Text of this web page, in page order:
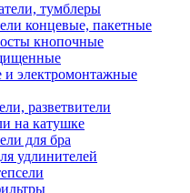
тумблеры
концевые, пакетные
кнопочные
и электромонтажные
разветвители
на катушке
для бра
удлинителей